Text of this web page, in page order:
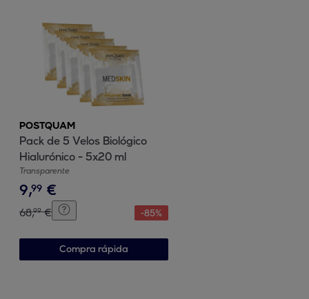
POSTQUAM
Pack de 5 Velos Biológico
Hialurónico - 5x20 ml
Transparente
9,99 €
68,99 € -85%
Compra rápida